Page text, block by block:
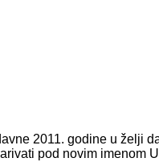
2011. godine u želji
pod novim imenom